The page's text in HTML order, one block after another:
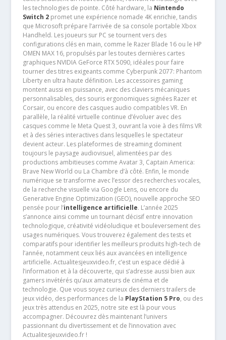
les technologies de pointe. Côté hardware, la Nintendo
Switch 2promet une expérience nomade 4K enrichie, tandis
que Microsoft prépare l’arrivée de sa console portable Xbox
Handheld. Les joueurs sur PC se tournent vers des
configurations clés en main, comme le Razer Blade 16 ou le HP
OMEN MAX 16, propulsés par les toutes dernières cartes
graphiques NVIDIA GeForce RTX 5090, idéales pour faire
tourner des titres exigeants comme Cyberpunk 2077: Phantom
Liberty en ultra haute définition. Les accessoires gaming
montent aussi en puissance, avec des claviers mécaniques
personnalisables, des souris ergonomiques signées Razer et
Corsair, ou encore des casques audio compatibles VR. En
parallèle, la réalité virtuelle continue d’évoluer avec des
casques comme le Meta Quest 3, ouvrant la voie à des films VR
et à des séries interactives dans lesquelles le spectateur
devient acteur. Les plateformes de streaming dominent
toujours le paysage audiovisuel, alimentées par des
productions ambitieuses comme Avatar 3, Captain America:
Brave New World ou La Chambre d’à côté. Enfin, le monde
numérique se transforme avec l’essor des recherches vocales,
de la recherche visuelle via Google Lens, ou encore du
Generative Engine Optimization (GEO), nouvelle approche SEO
pensée pour l’intelligence artificielle. L’année 2025
s’annonce ainsi comme un tournant décisif entre innovation
technologique, créativité vidéoludique et bouleversement des
usages numériques. Vous trouverez également des tests et
comparatifs pour identifier les meilleurs produits high-tech de
l’année, notamment ceux liés aux avancées en intelligence
artificielle. Actualitesjeuxvideo.fr, c’est un espace dédié à
l’information et à la découverte, qui s’adresse aussi bien aux
gamers invétérés qu’aux amateurs de cinéma et de
technologie. Que vous soyez curieux des derniers trailers de
jeux vidéo, des performances de la PlayStation 5 Pro, ou des
jeux très attendus en 2025, notre site est là pour vous
accompagner. Découvrez dès maintenant l’univers
passionnant du divertissement et de l’innovation avec
Actualitesjeuxvideo.fr !